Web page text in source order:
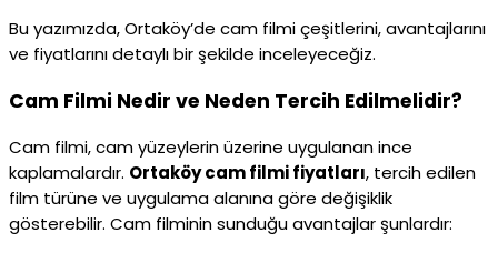
Bu yazımızda, Ortaköy’de cam filmi çeşitlerini, avantajlarını
ve fiyatlarını detaylı bir şekilde inceleyeceğiz.
Cam Filmi Nedir ve Neden Tercih Edilmelidir?
Cam filmi, cam yüzeylerin üzerine uygulanan ince
kaplamalardır. Ortaköy cam filmi fiyatları, tercih edilen
film türüne ve uygulama alanına göre değişiklik
gösterebilir. Cam filminin sunduğu avantajlar şunlardır: